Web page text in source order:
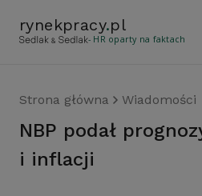
rynekpracy.pl
- HR oparty na faktach
Strona główna Wiadomości
NBP podał prognozy wzrostu PKB
i inflacji